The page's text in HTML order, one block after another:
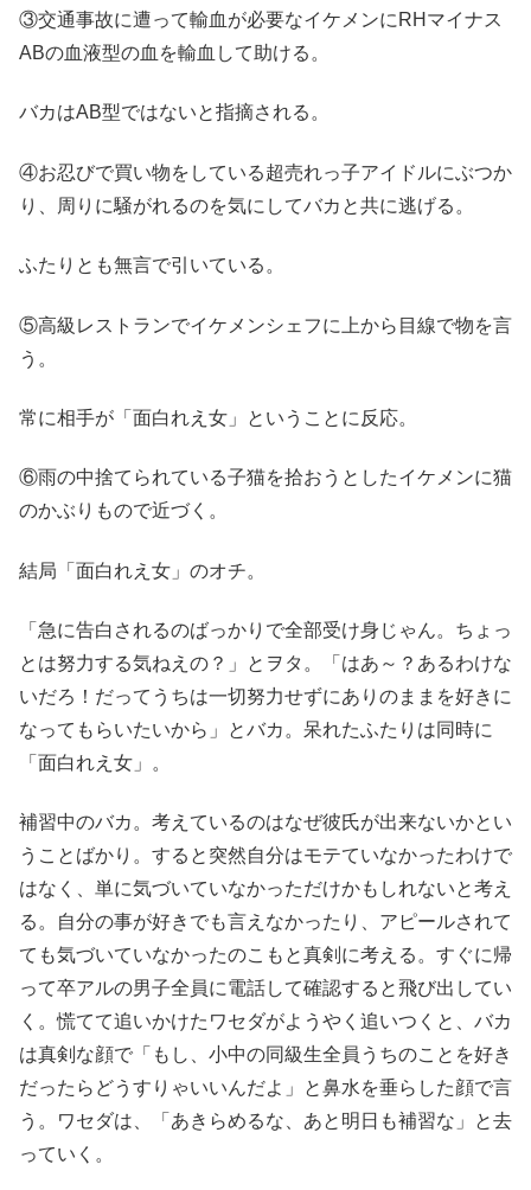
③交通事故に遭って輸血が必要なイケメンにRHマイナス
ABの血液型の血を輸血して助ける。
バカはAB型ではないと指摘される。
④お忍びで買い物をしている超売れっ子アイドルにぶつか
り、周りに騒がれるのを気にしてバカと共に逃げる。
ふたりとも無言で引いている。
⑤高級レストランでイケメンシェフに上から目線で物を言
う。
常に相手が「面白れえ女」ということに反応。
⑥雨の中捨てられている子猫を拾おうとしたイケメンに猫
のかぶりもので近づく。
結局「面白れえ女」のオチ。
「急に告白されるのばっかりで全部受け身じゃん。ちょっ
とは努力する気ねえの？」とヲタ。「はあ～？あるわけな
いだろ！だってうちは一切努力せずにありのままを好きに
なってもらいたいから」とバカ。呆れたふたりは同時に
「面白れえ女」。
補習中のバカ。考えているのはなぜ彼氏が出来ないかとい
うことばかり。すると突然自分はモテていなかったわけで
はなく、単に気づいていなかっただけかもしれないと考え
る。自分の事が好きでも言えなかったり、アピールされて
ても気づいていなかったのこもと真剣に考える。すぐに帰
って卒アルの男子全員に電話して確認すると飛び出してい
く。慌てて追いかけたワセダがようやく追いつくと、バカ
は真剣な顔で「もし、小中の同級生全員うちのことを好き
だったらどうすりゃいいんだよ」と鼻水を垂らした顔で言
う。ワセダは、「あきらめるな、あと明日も補習な」と去
っていく。